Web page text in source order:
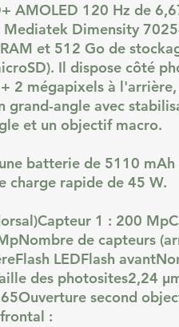
AMOLED 120 Hz de
Mediatek Dimensity
et 512 Go de
Il dispose côté
2 mégapixels à l'arrière,
grand-angle avec
et un objectif macro.
batterie de 5110 mAh
charge rapide de 45 W.
1 : 200
de capteurs
LEDFlash
des photosites2,24
second
: